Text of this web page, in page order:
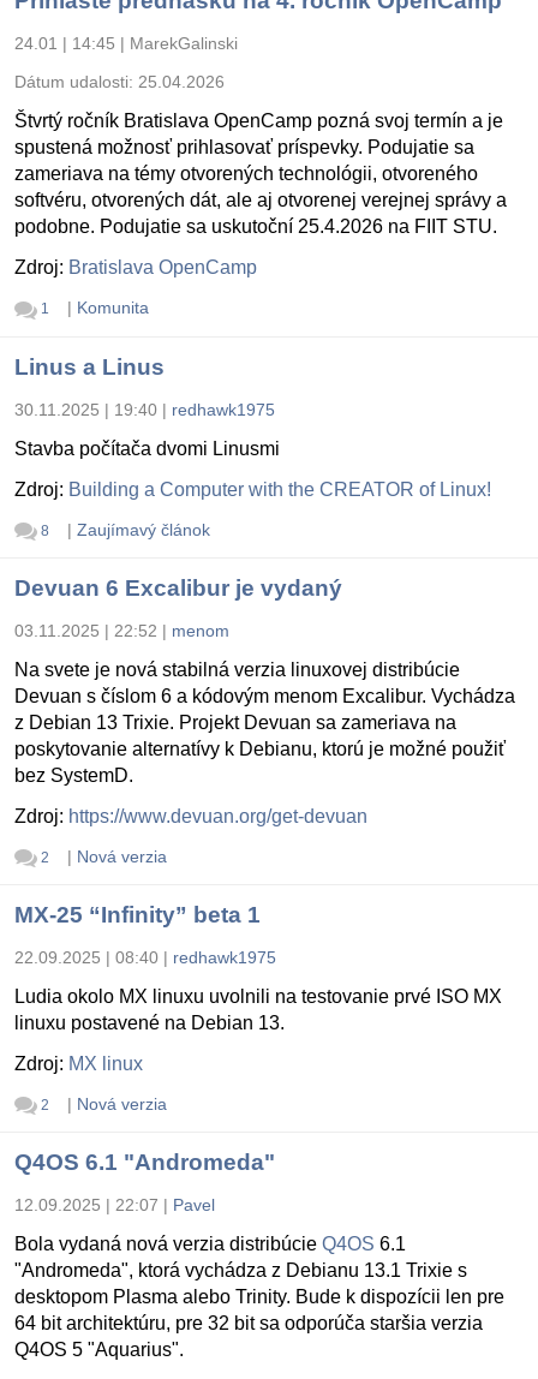
24.01 | 14:45 | MarekGalinski
Dátum udalosti: 25.04.2026
Štvrtý ročník Bratislava OpenCamp pozná svoj termín a je
spustená možnosť prihlasovať príspevky. Podujatie sa
zameriava na témy otvorených technológii, otvoreného
softvéru, otvorených dát, ale aj otvorenej verejnej správy a
podobne. Podujatie sa uskutoční 25.4.2026 na FIIT STU.
Zdroj: Bratislava OpenCamp
1 | Komunita
Linus a Linus
30.11.2025 | 19:40 | redhawk1975
Stavba počítača dvomi Linusmi
Zdroj: Building a Computer with the CREATOR of Linux!
8 | Zaujímavý článok
Devuan 6 Excalibur je vydaný
03.11.2025 | 22:52 | menom
Na svete je nová stabilná verzia linuxovej distribúcie
Devuan s číslom 6 a kódovým menom Excalibur. Vychádza
z Debian 13 Trixie. Projekt Devuan sa zameriava na
poskytovanie alternatívy k Debianu, ktorú je možné použiť
bez SystemD.
Zdroj: https://www.devuan.org/get-devuan
2 | Nová verzia
MX-25 “Infinity” beta 1
22.09.2025 | 08:40 | redhawk1975
Ludia okolo MX linuxu uvolnili na testovanie prvé ISO MX
linuxu postavené na Debian 13.
Zdroj: MX linux
2 | Nová verzia
Q4OS 6.1 "Andromeda"
12.09.2025 | 22:07 | Pavel
Bola vydaná nová verzia distribúcie Q4OS 6.1
"Andromeda", ktorá vychádza z Debianu 13.1 Trixie s
desktopom Plasma alebo Trinity. Bude k dispozícii len pre
64 bit architektúru, pre 32 bit sa odporúča staršia verzia
Q4OS 5 "Aquarius".